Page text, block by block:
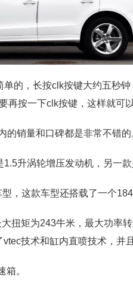
单的，长按clk按键大约五秒
再按一下clk按键，这样就可以
销量和口碑都是非常不错的
升涡轮增压发动机，另一款
，这款车型还搭载了一个184
扭矩为243牛米，最大功率
技术和缸内直喷技术，并
箱。